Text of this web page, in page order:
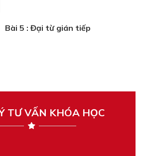
Bài 5 : Đại từ gián tiếp
TƯ VẤN KHÓA HỌC